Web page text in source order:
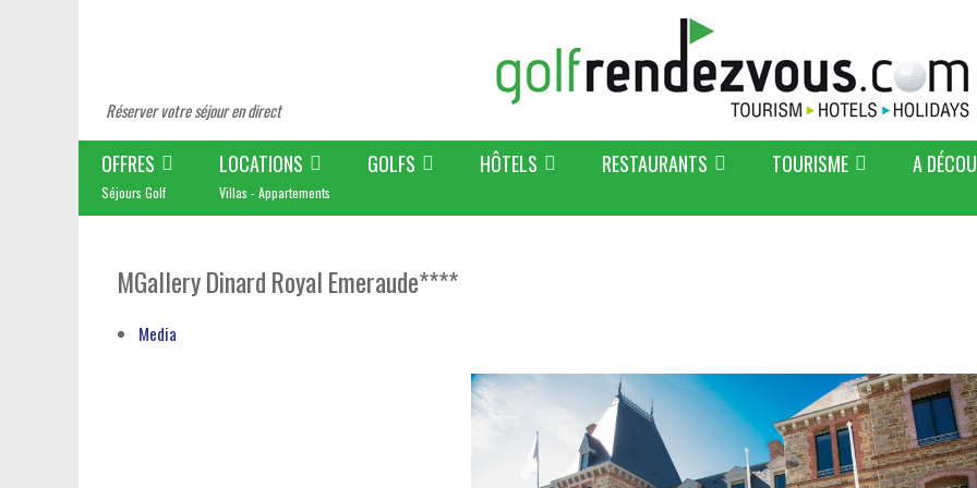
Réserver votre séjour en direct
OFFRES
Séjours Golf
LOCATIONS
Villas - Appartements
GOLFS HÔTELS RESTAURANTS TOURISME A
MGallery Dinard Royal Emeraude****
Media